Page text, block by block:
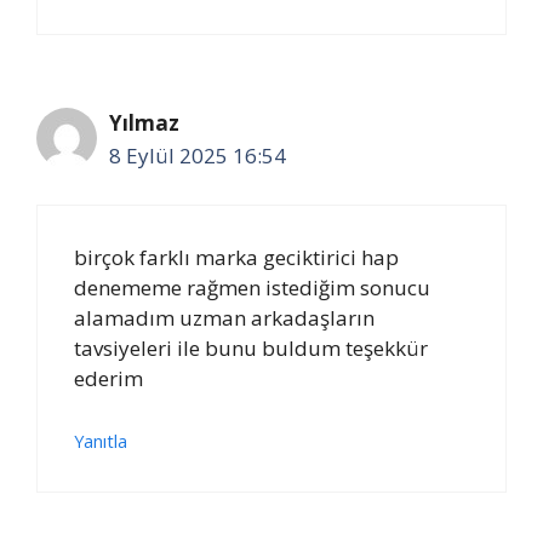
Yılmaz
8 Eylül 2025 16:54
birçok farklı marka geciktirici hap
denememe rağmen istediğim sonucu
alamadım uzman arkadaşların
tavsiyeleri ile bunu buldum teşekkür
ederim
Yanıtla